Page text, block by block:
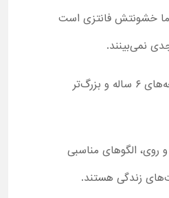
خشونتش فانتزی است
نمی‌بینند.
این کارتون برای بچه‌های ۶ ساله و بزرگ‌تر
الگوهای مناسبی
زندگی هستند.